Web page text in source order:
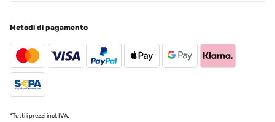
übertroffen und ich bin restlos begeistert!Zuallererst möchte ich
die Solarpanel-Technologie und die LED-Beleuchtung hervorheben.
Die Tatsache, dass der Schirm sich tagsüber automatisch auflädt
und abends eine stimmungsvolle Beleuchtung bietet, ist einfach
genial. Die LED-Lichter sind hell und verleihen meinem Balkon eine
gemütliche Atmosphäre.Die Qualität des Materials ist wirklich
beeindruckend und wirkt solide. Der Sonnenschirm ist nicht nur
weiteres Plus. Egal, ob Sie sich sonnen, lesen oder einfach nur
Metodi di pagamento
*Tutti i prezzi incl. IVA.